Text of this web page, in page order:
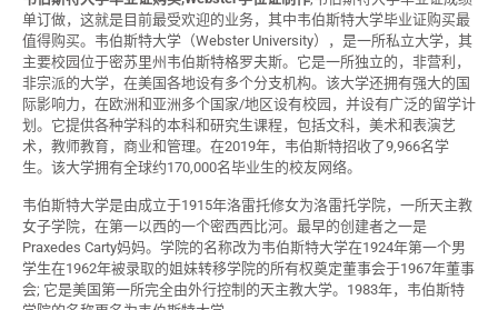
单订做，这就是目前最受欢迎的业务，其中韦伯斯特大学毕业证购买最
值得购买。韦伯斯特大学（Webster University），是一所私立大学，其
主要校园位于密苏里州韦伯斯特格罗夫斯。它是一所独立的，非营利，
非宗派的大学，在美国各地设有多个分支机构。该大学还拥有强大的国
际影响力，在欧洲和亚洲多个国家/地区设有校园，并设有广泛的留学计
划。它提供各种学科的本科和研究生课程，包括文科，美术和表演艺
术，教师教育，商业和管理。在2019年，韦伯斯特招收了9,966名学
生。该大学拥有全球约170,000名毕业生的校友网络。
韦伯斯特大学是由成立于1915年洛雷托修女为洛雷托学院，一所天主教
女子学院，在第一以西的一个密西西比河。最早的创建者之一是
Praxedes Carty妈妈。学院的名称改为韦伯斯特大学在1924年第一个男
学生在1962年被录取的姐妹转移学院的所有权奠定董事会于1967年董事
会; 它是美国第一所完全由外行控制的天主教大学。1983年，韦伯斯特